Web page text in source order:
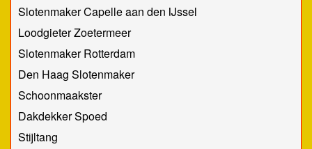
Slotenmaker Capelle aan den IJssel
Loodgieter Zoetermeer
Slotenmaker Rotterdam
Den Haag Slotenmaker
Schoonmaakster
Dakdekker Spoed
Stijltang